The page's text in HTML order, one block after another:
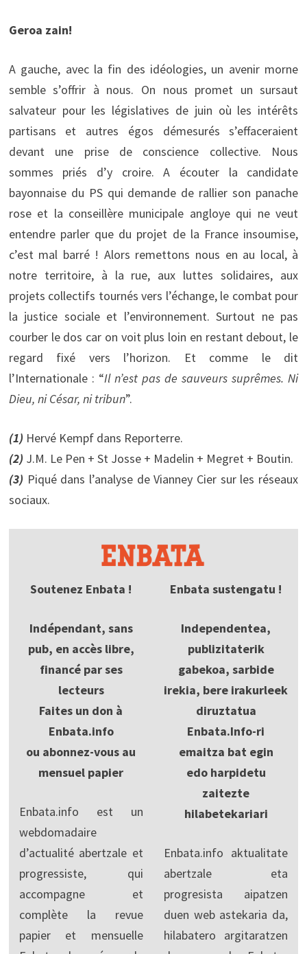
Geroa zain!
A gauche, avec la fin des idéologies, un avenir morne
semble s’offrir à nous. On nous promet un sursaut
salvateur pour les législatives de juin où les intérêts
partisans et autres égos démesurés s’effaceraient
devant une prise de conscience collective. Nous
sommes priés d’y croire. A écouter la candidate
bayonnaise du PS qui demande de rallier son panache
rose et la conseillère municipale angloye qui ne veut
entendre parler que du projet de la France insoumise,
c’est mal barré ! Alors remettons nous en au local, à
notre territoire, à la rue, aux luttes solidaires, aux
projets collectifs tournés vers l’échange, le combat pour
la justice sociale et l’environnement. Surtout ne pas
courber le dos car on voit plus loin en restant debout, le
regard fixé vers l’horizon. Et comme le dit
l’Internationale : “Il n’est pas de sauveurs suprêmes. Ni
Dieu, ni César, ni tribun”.
(1) Hervé Kempf dans Reporterre.
(2) J.M. Le Pen + St Josse + Madelin + Megret + Boutin.
(3) Piqué dans l’analyse de Vianney Cier sur les réseaux
sociaux.
Soutenez Enbata !
Indépendant, sans
pub, en accès libre,
financé par ses
lecteurs
Faites un don à
Enbata.info
ou abonnez-vous au
mensuel papier
Enbata.info est un
webdomadaire
d’actualité abertzale et
progressiste, qui
accompagne et
complète la revue
papier et mensuelle
Enbata sustengatu !
Independentea,
publizitaterik
gabekoa, sarbide
irekia, bere irakurleek
diruztatua
Enbata.Info-ri
emaitza bat egin
edo harpidetu
zaitezte
hilabetekariari
Enbata.info aktualitate
abertzale eta
progresista aipatzen
duen web astekaria da,
hilabatero argitaratzen